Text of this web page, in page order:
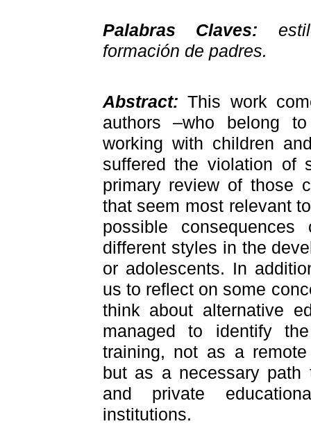
Palabras Claves:
formación de padres.
Abstract:This work
authors –who belong
working with children
suffered the violation of
primary review of those
that seem most relevant
possible
different styles in the
or adolescents. In
us to reflect on some
think about alternative
managed to identify
training, not as a
but as a necessary
and private
institutions.